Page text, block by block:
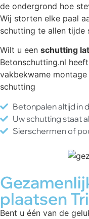
de ondergrond hoe
Wij storten elke paal
schutting te allen tijde
Wilt u een schutting
Betonschutting.nl
vakbekwame
schutting
Betonpalen altijd in
Uw schutting staat
Sierschermen of
plaatsen
Bent u één van de